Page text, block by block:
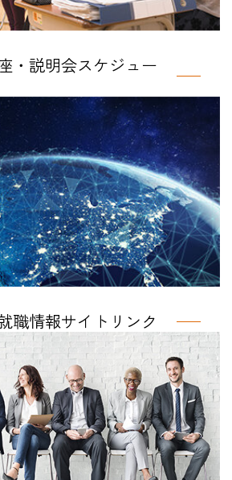
・説明会スケジュー
職情報サイトリンク